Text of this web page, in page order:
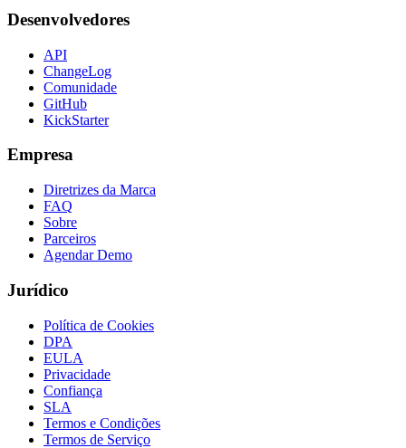
Desenvolvedores
API
ChangeLog
Comunidade
GitHub
KickStarter
Empresa
Diretrizes da Marca
FAQ
Sobre
Parceiros
Agendar Demo
Jurídico
Política de Cookies
DPA
EULA
Privacidade
Confiança
SLA
Termos e Condições
Termos de Serviço